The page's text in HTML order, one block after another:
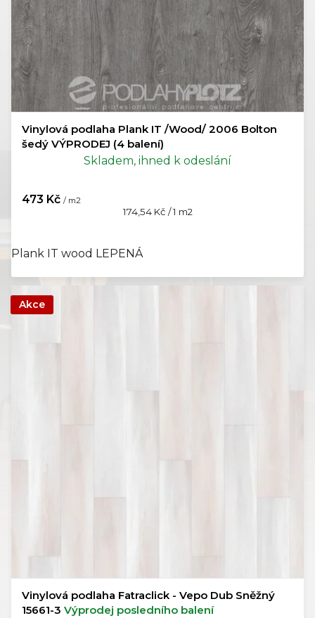
ů
Vinylová podlaha Plank IT /Wood/ 2006 Bolton
šedý VÝPRODEJ (4 balení)
Skladem, ihned k odeslání
473 Kč / m2
Měrná
174,54 Kč / 1 m2
Plank IT wood LEPENÁ
Akce
Vinylová podlaha Fatraclick - Vepo Dub Sněžný
15661-3 Výprodej posledního balení